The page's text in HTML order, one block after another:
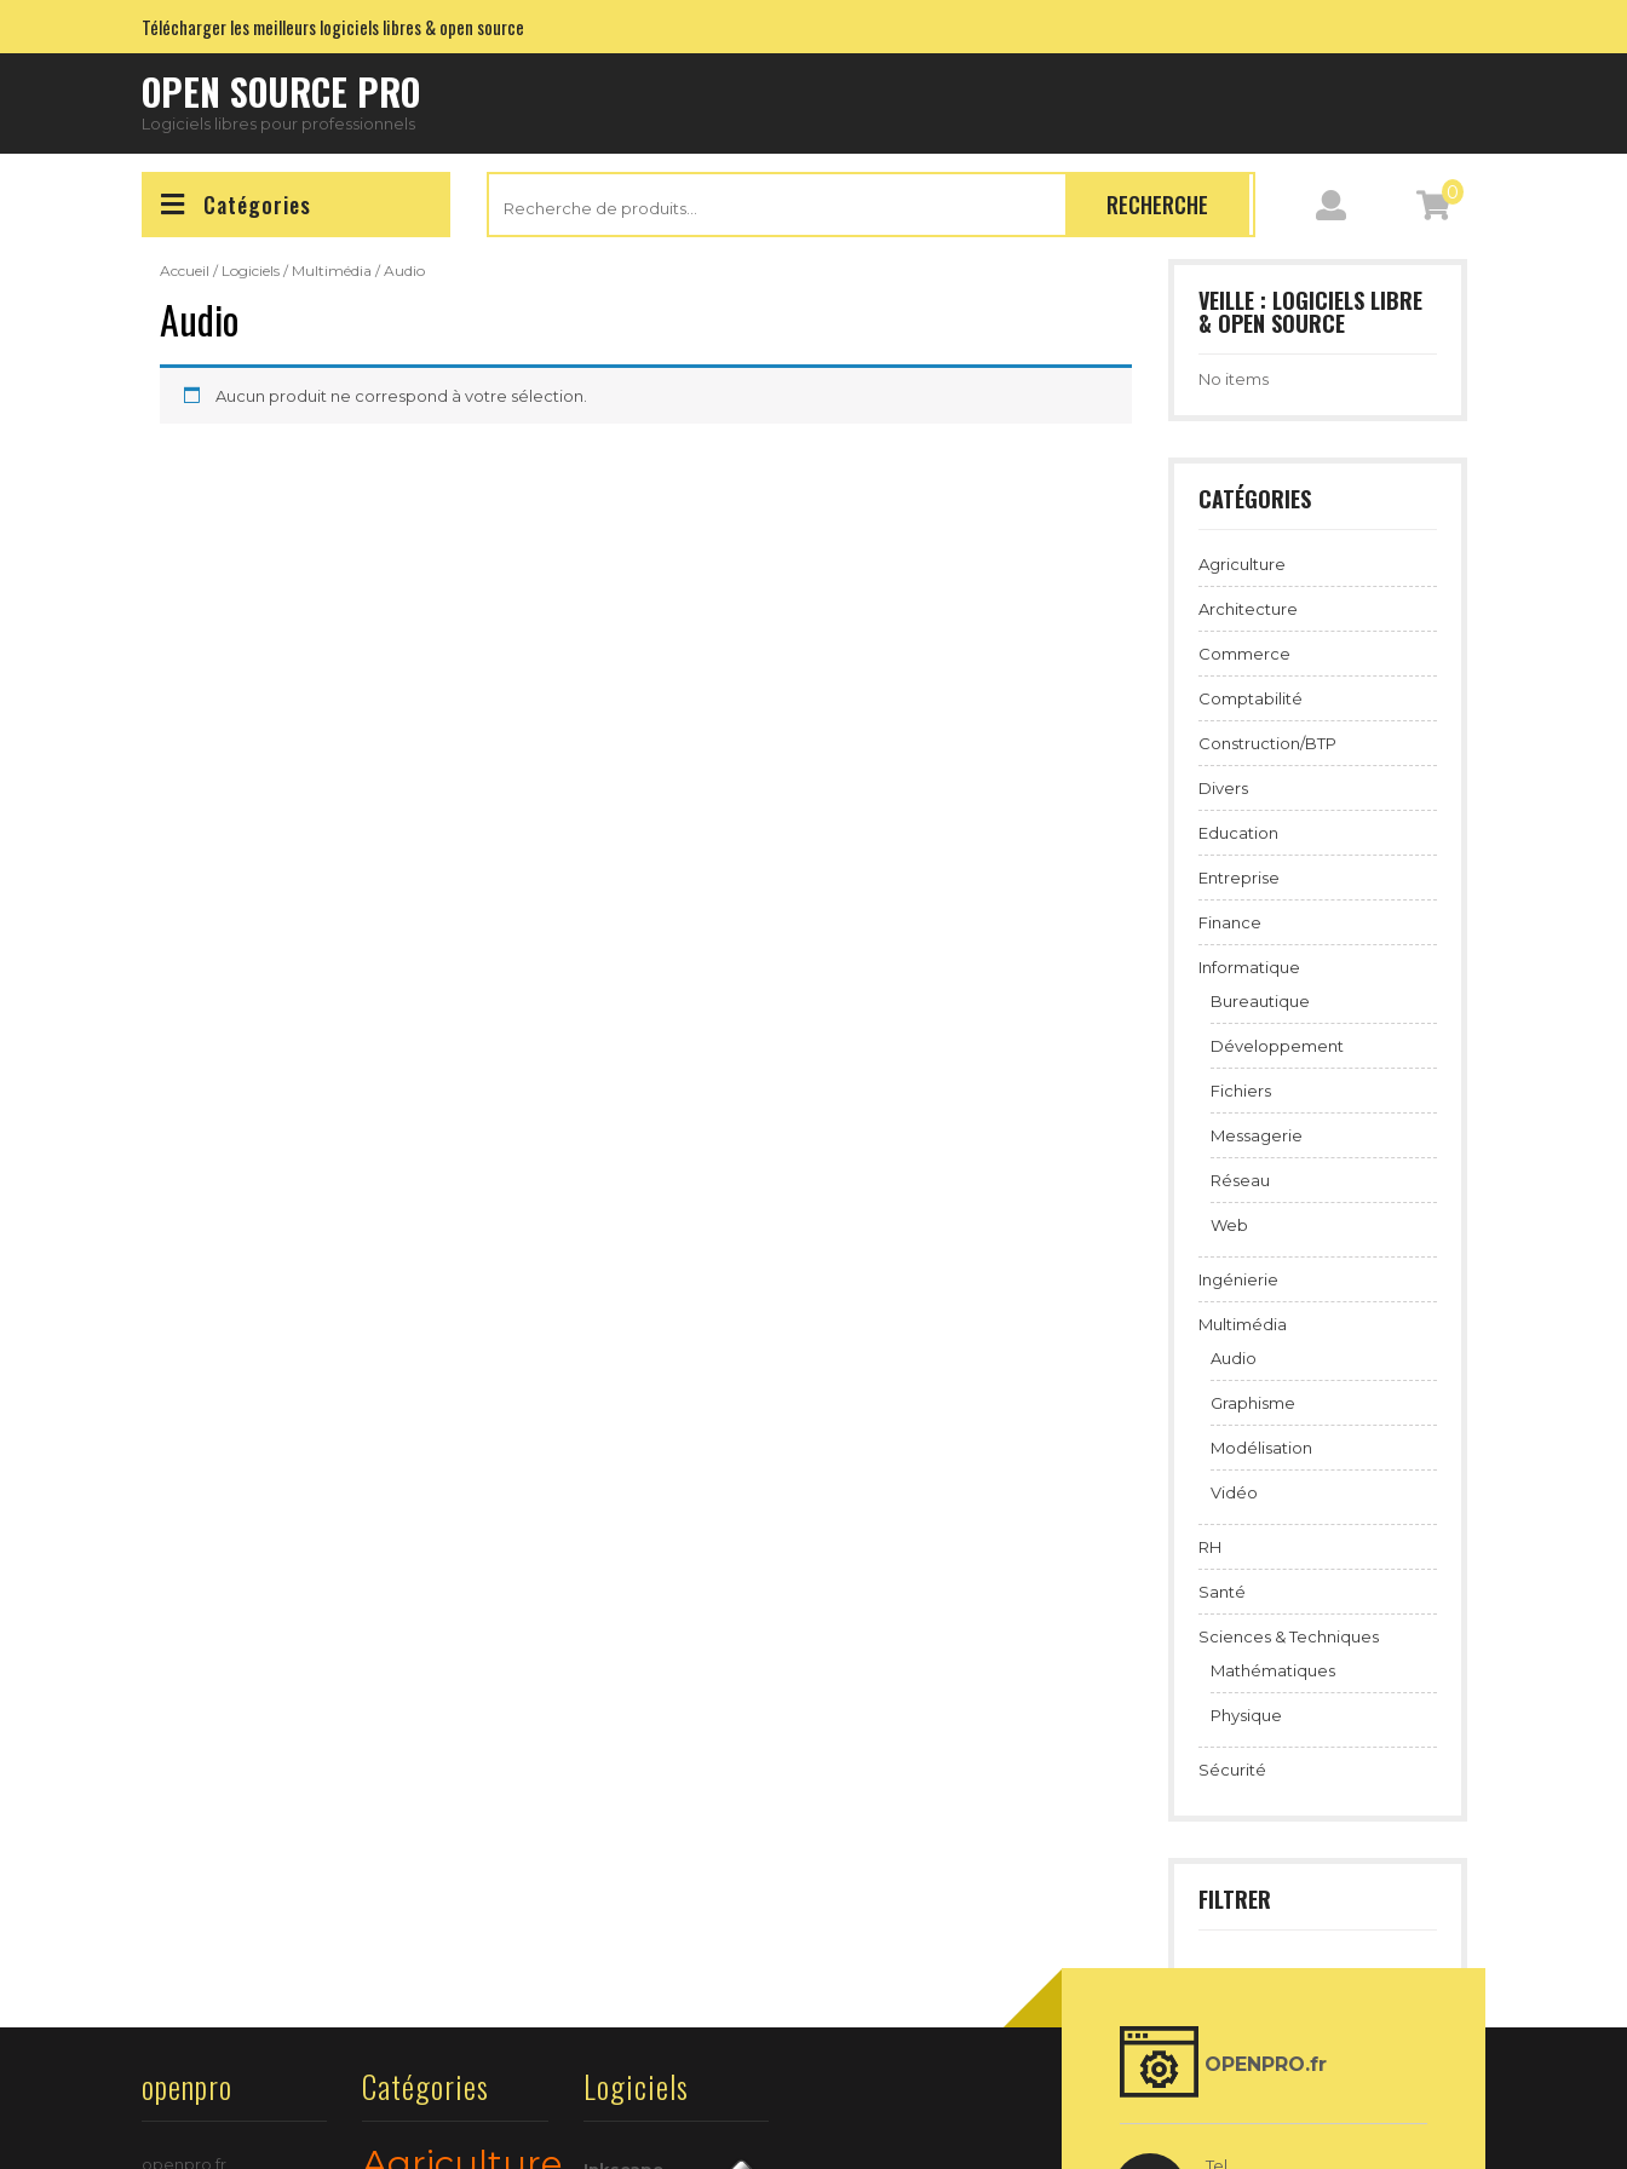
content
Télécharger les meilleurs logiciels libres & open source
OPEN SOURCE PRO
Logiciels libres pour professionnels
Catégories
pour :
RECHERCHE 0
Accueil / Logiciels / Multimédia / Audio
Audio
Aucun produit ne correspond à votre sélection.
VEILLE : LOGICIELS LIBRE
& OPEN SOURCE
No items
CATÉGORIES
Agriculture
Architecture
Commerce
Comptabilité
Construction/BTP
Divers
Education
Entreprise
Finance
Informatique
Bureautique
Développement
Fichiers
Messagerie
Réseau
Web
Ingénierie
Multimédia
Audio
Graphisme
Modélisation
Vidéo
RH
Santé
Sciences & Techniques
Mathématiques
Physique
Sécurité
FILTRER
openpro
openpro.fr
Catégories Logiciels OPENPRO.fr